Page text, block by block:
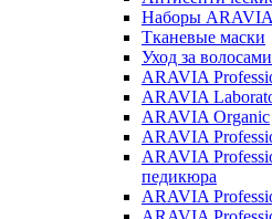
Наборы ARAVIA
Тканевые маски
Уход за
ARAVIA
ARAVIA
ARAVIA Organic
ARAVIA
ARAVIA
педикюра
ARAVIA